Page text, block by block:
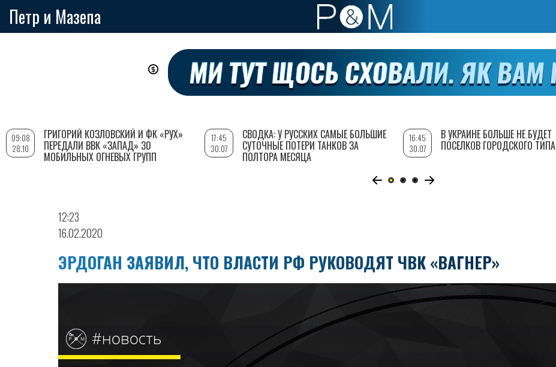
Петр и Мазепа
12:23
16.02.2020
ЭРДОГАН ЗАЯВИЛ, ЧТО ВЛАСТИ РФ РУКОВОДЯТ ЧВК «ВАГНЕР»
09:08
28.10
ГРИГОРИЙ КОЗЛОВСКИЙ И ФК «РУХ»
ПЕРЕДАЛИ ВВК «ЗАПАД» 30
МОБИЛЬНЫХ ОГНЕВЫХ ГРУПП
17:45
30.07
СВОДКА: У РУССКИХ САМЫЕ БОЛЬШИЕ
СУТОЧНЫЕ ПОТЕРИ ТАНКОВ ЗА
ПОЛТОРА МЕСЯЦА
16:45
30.07
В УКРАИНЕ БОЛЬШЕ НЕ БУДЕТ
ПОСЕЛКОВ ГОРОДСКОГО ТИПА